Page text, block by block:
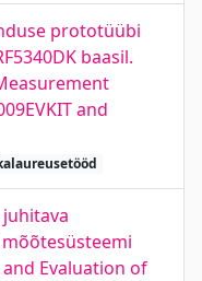
prototüübi
baasil.
and
Evaluation of